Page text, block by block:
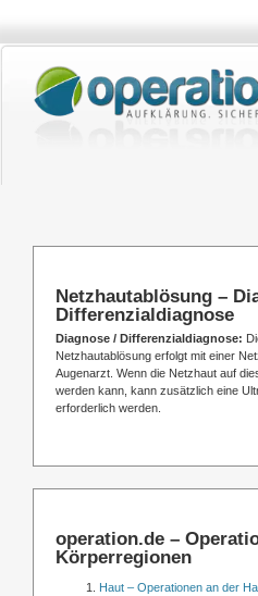
springen
Netzhautablösung –
Differenzialdiagnose
Diagnose / Differenzialdiagnose:
Netzhautablösung erfolgt mit einer
Augenarzt. Wenn die Netzhaut auf
werden kann, kann zusätzlich eine
erforderlich werden.
operation.de –
Körperregionen
Haut – Operationen an der